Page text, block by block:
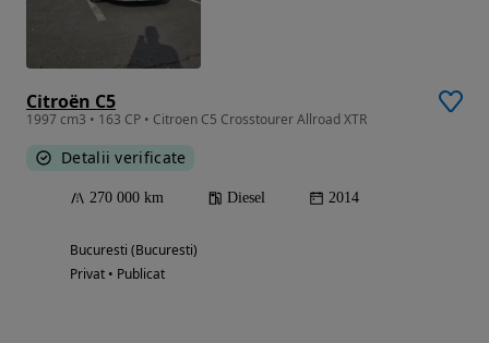
Citroën C5
1997 cm3 • 163 CP • Citroen C5 Crosstourer Allroad XTR
Detalii verificate
270 000 km Diesel 2014
Bucuresti (Bucuresti)
Privat • Publicat